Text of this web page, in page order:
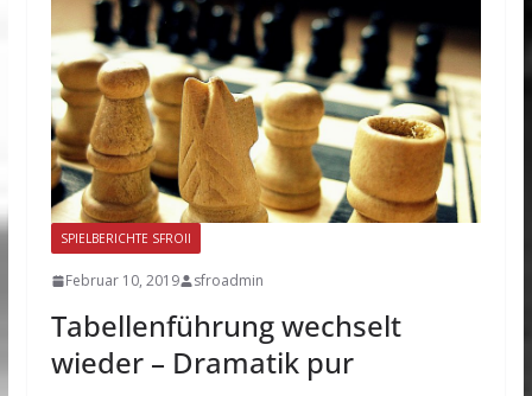
SPIELBERICHTE SFROII
Februar 10, 2019 sfroadmin
Tabellenführung wechselt
wieder – Dramatik pur